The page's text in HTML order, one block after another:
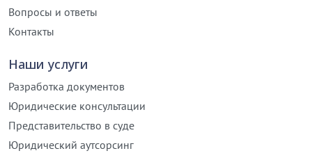
Вопросы и ответы
Контакты
Наши услуги
Разработка документов
Юридические консультации
Представительство в суде
Юридический аутсорсинг